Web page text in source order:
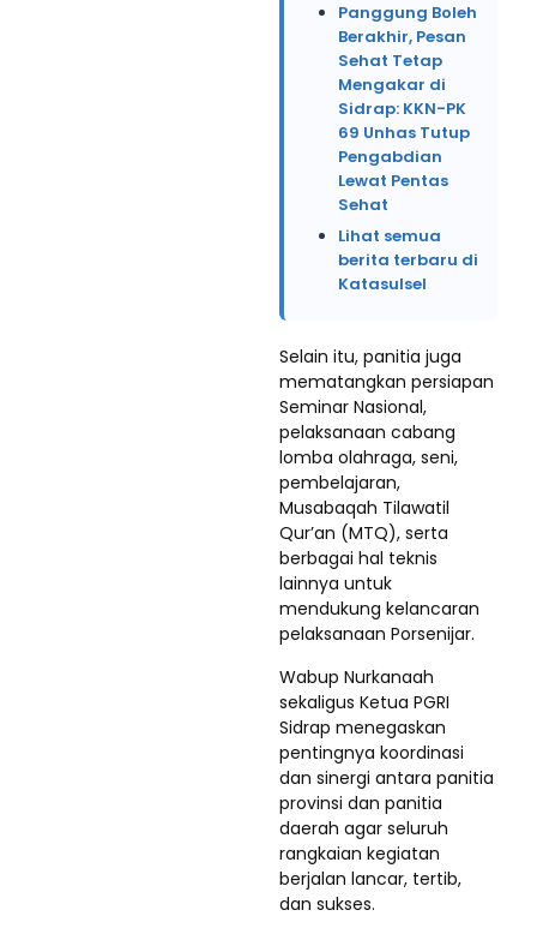
Panggung Boleh
Berakhir, Pesan
Sehat Tetap
Mengakar di
Sidrap: KKN-PK
69 Unhas Tutup
Pengabdian
Lewat Pentas
Sehat
Lihat semua
berita terbaru di
Katasulsel
Selain itu, panitia juga
mematangkan persiapan
Seminar Nasional,
pelaksanaan cabang
lomba olahraga, seni,
pembelajaran,
Musabaqah Tilawatil
Qur’an (MTQ), serta
berbagai hal teknis
lainnya untuk
mendukung kelancaran
pelaksanaan Porsenijar.
Wabup Nurkanaah
sekaligus Ketua PGRI
Sidrap menegaskan
pentingnya koordinasi
dan sinergi antara panitia
provinsi dan panitia
daerah agar seluruh
rangkaian kegiatan
berjalan lancar, tertib,
dan sukses.